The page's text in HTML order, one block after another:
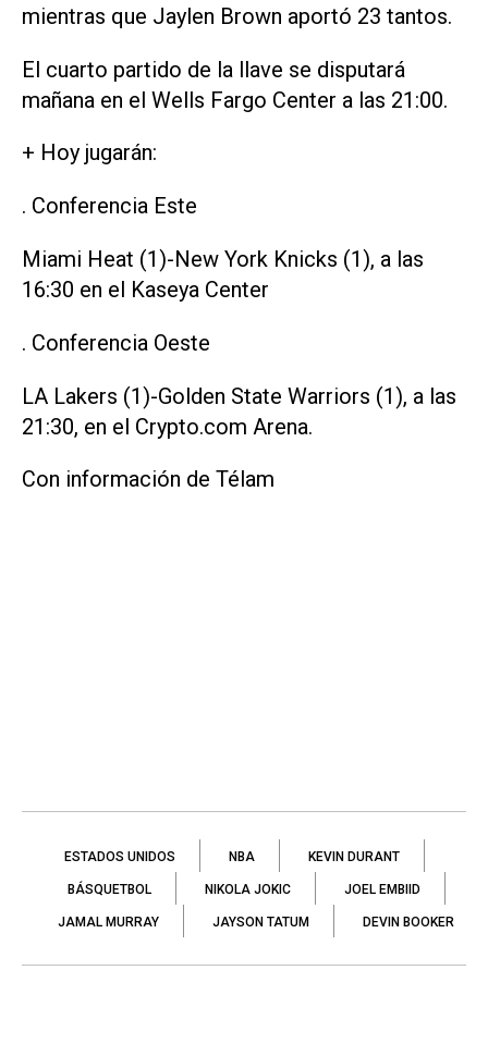
mientras que Jaylen Brown aportó 23 tantos.
El cuarto partido de la llave se disputará
mañana en el Wells Fargo Center a las 21:00.
+ Hoy jugarán:
. Conferencia Este
Miami Heat (1)-New York Knicks (1), a las
16:30 en el Kaseya Center
. Conferencia Oeste
LA Lakers (1)-Golden State Warriors (1), a las
21:30, en el Crypto.com Arena.
Con información de Télam
ESTADOS UNIDOS NBA KEVIN DURANT
BÁSQUETBOL NIKOLA JOKIC JOEL EMBIID
JAMAL MURRAY JAYSON TATUM DEVIN BOOKER